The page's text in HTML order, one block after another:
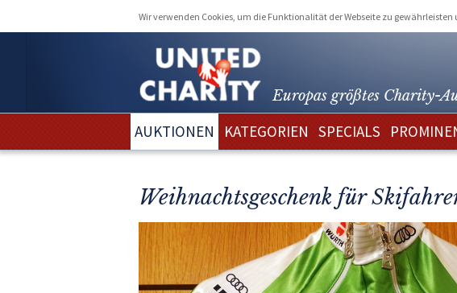
Wir verwenden Cookies, um die Funktionalität der Webseite zu gewährleisten
Europas größtes Charity-
AUKTIONEN KATEGORIEN SPECIALS
Weihnachtsgeschenk für